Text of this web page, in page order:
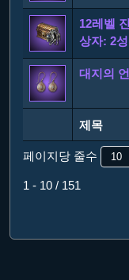
제목
12레벨
상자: 2성
대지의
제목
페이지당 줄수
1 - 10 / 151